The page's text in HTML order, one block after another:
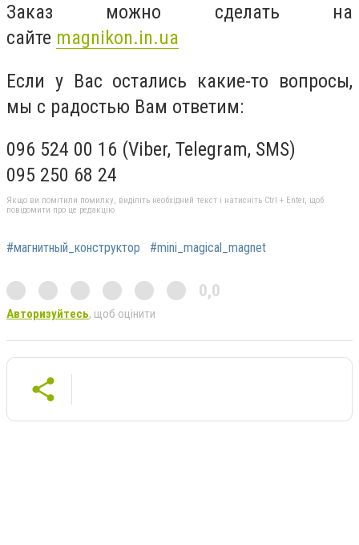
Заказ можно сделать на
сайте magnikon.in.ua
Если у Вас остались какие-то вопросы,
мы с радостью Вам ответим:
096 524 00 16 (Viber, Telegram, SMS)
095 250 68 24
Якщо ви помітили помилку, виділіть необхідний текст і натисніть Ctrl + Enter, щоб
повідомити про це редакцію
#магнитный_конструктор #mini_magical_magnet
0,0
Авторизуйтесь, щоб оцінити